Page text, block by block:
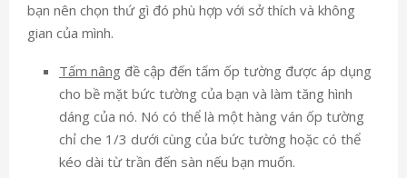
bạn nên chọn thứ gì đó phù hợp với sở thích và không
gian của mình.
Tấm nâng đề cập đến tấm ốp tường được áp dụng
cho bề mặt bức tường của bạn và làm tăng hình
dáng của nó. Nó có thể là một hàng ván ốp tường
chỉ che 1/3 dưới cùng của bức tường hoặc có thể
kéo dài từ trần đến sàn nếu bạn muốn.